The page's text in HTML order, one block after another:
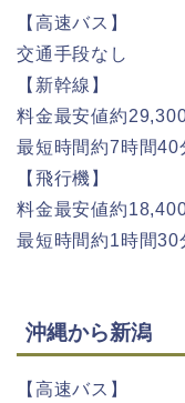
【高速バス】
交通手段なし
【新幹線】
料金最安値約
最短時間約7時間40
【飛行機】
料金最安値約
最短時間約1時間30
沖縄から新潟
【高速バス】